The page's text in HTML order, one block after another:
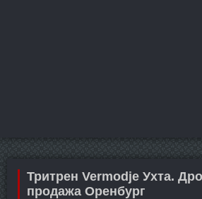
Тритрен Vermodje Ухта.
продажа Оренбург